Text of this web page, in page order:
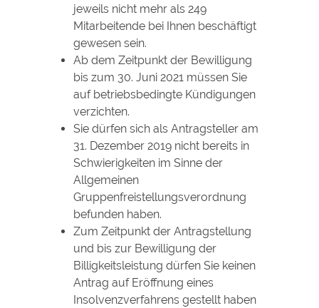
jeweils nicht mehr als 249
Mitarbeitende bei Ihnen beschäftigt
gewesen sein.
Ab dem Zeitpunkt der Bewilligung
bis zum 30. Juni 2021 müssen Sie
auf betriebsbedingte Kündigungen
verzichten.
Sie dürfen sich als Antragsteller am
31. Dezember 2019 nicht bereits in
Schwierigkeiten im Sinne der
Allgemeinen
Gruppenfreistellungsverordnung
befunden haben.
Zum Zeitpunkt der Antragstellung
und bis zur Bewilligung der
Billigkeitsleistung dürfen Sie keinen
Antrag auf Eröffnung eines
Insolvenzverfahrens gestellt haben